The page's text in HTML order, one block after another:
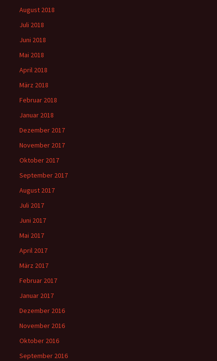
August 2018
Juli 2018
Juni 2018
Mai 2018
April 2018
März 2018
Februar 2018
Januar 2018
Dezember 2017
November 2017
Oktober 2017
September 2017
August 2017
Juli 2017
Juni 2017
Mai 2017
April 2017
März 2017
Februar 2017
Januar 2017
Dezember 2016
November 2016
Oktober 2016
September 2016